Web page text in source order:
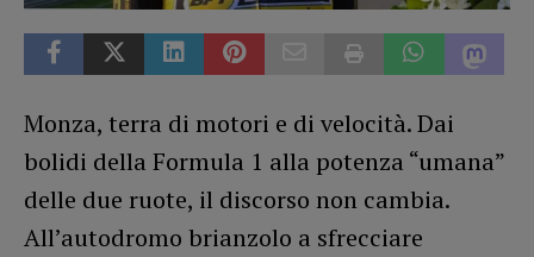
Monza, terra di motori e di velocità. Dai
bolidi della Formula 1 alla potenza “umana”
delle due ruote, il discorso non cambia.
All’autodromo brianzolo a sfrecciare